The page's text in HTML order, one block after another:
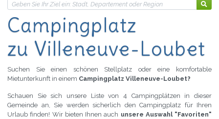
Campingplatz
zu Villeneuve-Loubet
Suchen Sie einen schönen Stellplatz oder eine komfortable
Mietunterkunft in einem Campingplatz Villeneuve-Loubet?
Schauen Sie sich unsere Liste von 4 Campingplätzen in dieser
Gemeinde an, Sie werden sicherlich den Campingplatz für Ihren
Urlaub finden! Wir bieten Ihnen auch unsere Auswahl "Favoriten"